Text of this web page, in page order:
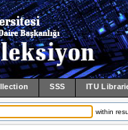
SSS ITU
within